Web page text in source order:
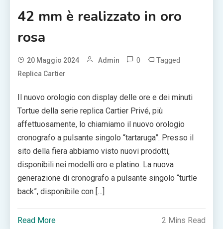
42 mm è realizzato in oro
rosa
20 Maggio 2024 Admin 0 Tagged
Replica Cartier
Il nuovo orologio con display delle ore e dei minuti
Tortue della serie replica Cartier Privé, più
affettuosamente, lo chiamiamo il nuovo orologio
cronografo a pulsante singolo “tartaruga”. Presso il
sito della fiera abbiamo visto nuovi prodotti,
disponibili nei modelli oro e platino. La nuova
generazione di cronografo a pulsante singolo “turtle
back”, disponibile con […]
Read More 2 Mins Read